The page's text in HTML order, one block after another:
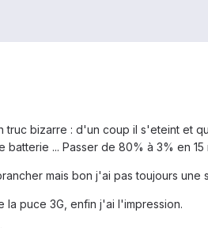
truc bizarre : d'un coup il s'eteint et
... Passer de 80% à 3% en 15
mais bon j'ai pas toujours une
puce 3G, enfin j'ai l'impression.